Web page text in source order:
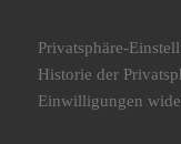
Privatsphäre-
Historie der
Einwilligungen